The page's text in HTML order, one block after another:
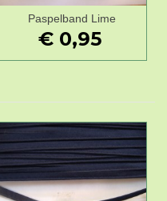
Paspelband Lime
€ 0,95